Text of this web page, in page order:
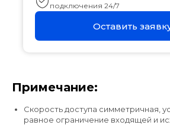
подключения 24/7
Оставить
Примечание:
Скорость доступа симметричная,
равное ограничение входящей и